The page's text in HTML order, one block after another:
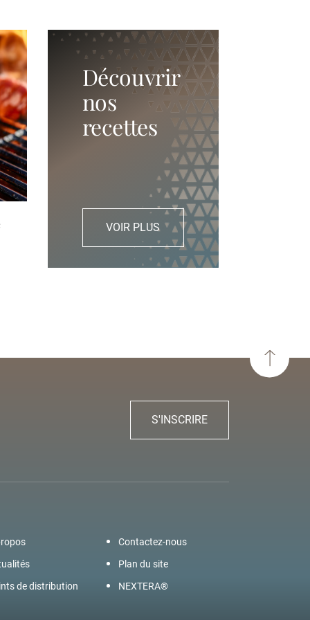
Découvrir
nos
recettes
VOIR PLUS
S'INSCRIRE
de distribution
Contactez-nous
Plan du site
NEXTERA®